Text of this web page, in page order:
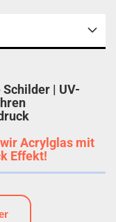
Schilder | UV-
Acrylglas mit
Effekt!